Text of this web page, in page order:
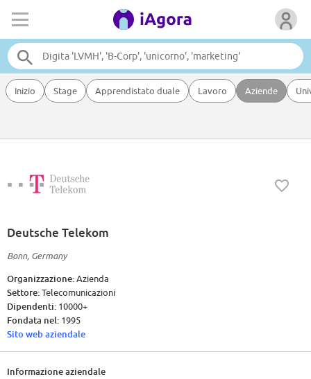
Inizio Stage Apprendistato duale Lavoro Aziende
Deutsche Telekom
Bonn, Germany
Organizzazione:Azienda
Settore:Telecomunicazioni
Dipendenti: 10000+
Fondata nel: 1995
Sito web aziendale
Informazione aziendale